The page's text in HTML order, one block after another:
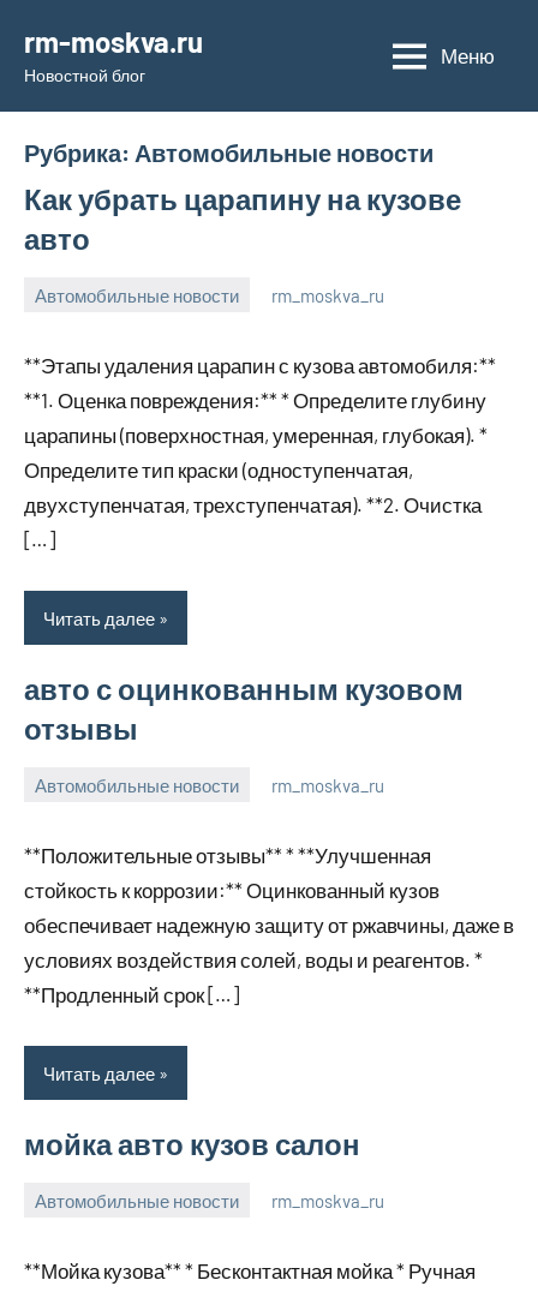
содержимому
rm-moskva.ru
Новостной блог
Меню
Рубрика: Автомобильные новости
Как убрать царапину на кузове
авто
Автомобильные новости
2024
rm_moskva_ru
**Этапы удаления царапин с кузова автомобиля:**
**1. Оценка повреждения:** * Определите глубину
царапины (поверхностная, умеренная, глубокая). *
Определите тип краски (одноступенчатая,
двухступенчатая, трехступенчатая). **2. Очистка
[…]
Читать далее
авто с оцинкованным кузовом
отзывы
Автомобильные новости
2024
rm_moskva_ru
**Положительные отзывы** * **Улучшенная
стойкость к коррозии:** Оцинкованный кузов
обеспечивает надежную защиту от ржавчины, даже в
условиях воздействия солей, воды и реагентов. *
**Продленный срок […]
Читать далее
мойка авто кузов салон
Автомобильные новости
2024
rm_moskva_ru
**Мойка кузова** * Бесконтактная мойка * Ручная